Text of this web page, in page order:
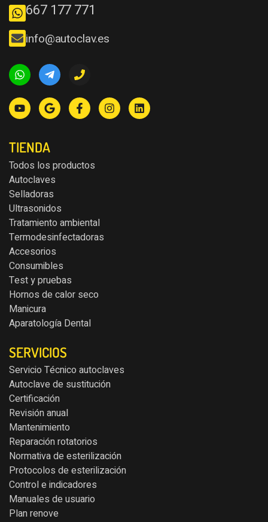
667 177 771
info@autoclav.es
TIENDA
Todos los productos
Autoclaves
Selladoras
Ultrasonidos
Tratamiento ambiental
Termodesinfectadoras
Accesorios
Consumibles
Test y pruebas
Hornos de calor seco
Manicura
Aparatología Dental
SERVICIOS
Servicio Técnico autoclaves
Autoclave de sustitución
Certificación
Revisión anual
Mantenimiento
Reparación rotatorios
Normativa de esterilización
Protocolos de esterilización
Control e indicadores
Manuales de usuario
Plan renove